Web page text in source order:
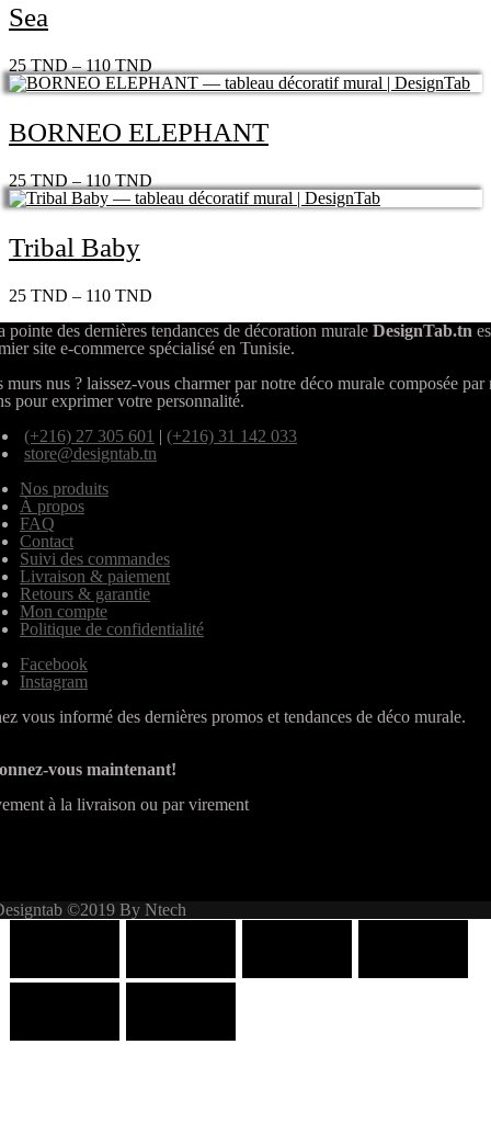
Sea
25TND–110TND
BORNEO ELEPHANT
25TND–110TND
Tribal Baby
25 TND – 110 TND
pointe des dernières tendances de décoration murale DesignTab.tn
site e-commerce spécialisé en Tunisie.
murs nus ? laissez-vous charmer par notre déco murale composée par
pour exprimer votre personnalité.
(+216) 27 305 601 | (+216) 31 142 033
store@designtab.tn
Nos produits
À propos
FAQ
Contact
Suivi des commandes
Livraison & paiement
Retours & garantie
Mon compte
Politique de confidentialité
Facebook
Instagram
vous informé des dernières promos et tendances de déco murale.
vous maintenant!
à la livraison ou par virement
©2019 By Ntech